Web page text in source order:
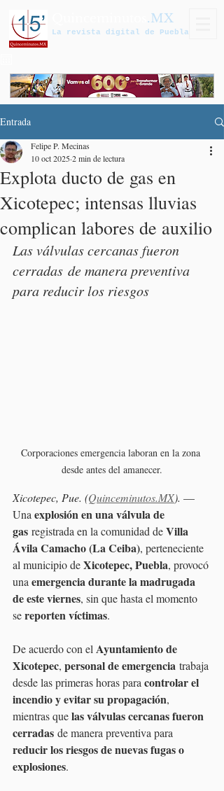
.MX
La revista digital de Puebla
Entrada
Explota ducto de gas en
Xicotepec; intensas lluvias
complican labores de auxilio
Felipe P. Mecinas
10 oct 20252 min de lectura
Las válvulas cercanas fueron
cerradas de manera preventiva
para reducir los riesgos
Corporaciones emergencia laboran en la zona
desde antes del amanecer.
Xicotepec, Pue. (Quinceminutos.MX). —
Una explosión en una válvula de
gas registrada en la comunidad de Villa
Ávila Camacho (La Ceiba), perteneciente
al municipio de Xicotepec, Puebla, provocó
una emergencia durante la madrugada
de este viernes, sin que hasta el momento
se reporten víctimas.
De acuerdo con el Ayuntamiento de
Xicotepec, personal de emergencia trabaja
desde las primeras horas para controlar el
incendio y evitar su propagación,
mientras que las válvulas cercanas fueron
cerradas de manera preventiva para
reducir los riesgos de nuevas fugas o
explosiones.